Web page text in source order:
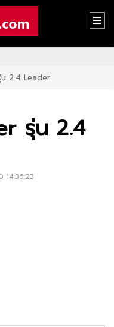
2.4 Leader
รุ่น 2.4
14:36:23